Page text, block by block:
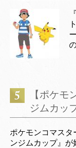
【ポケモ
ジムカッ
ポケモンコマス
ンジムカップ』